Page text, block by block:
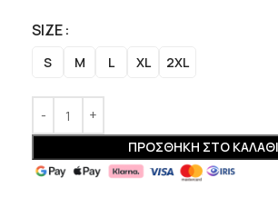
SIZE
S M L XL 2XL
ΠΡΟΣΘΉΚΗ ΣΤΟ ΚΑΛΆΘΙ